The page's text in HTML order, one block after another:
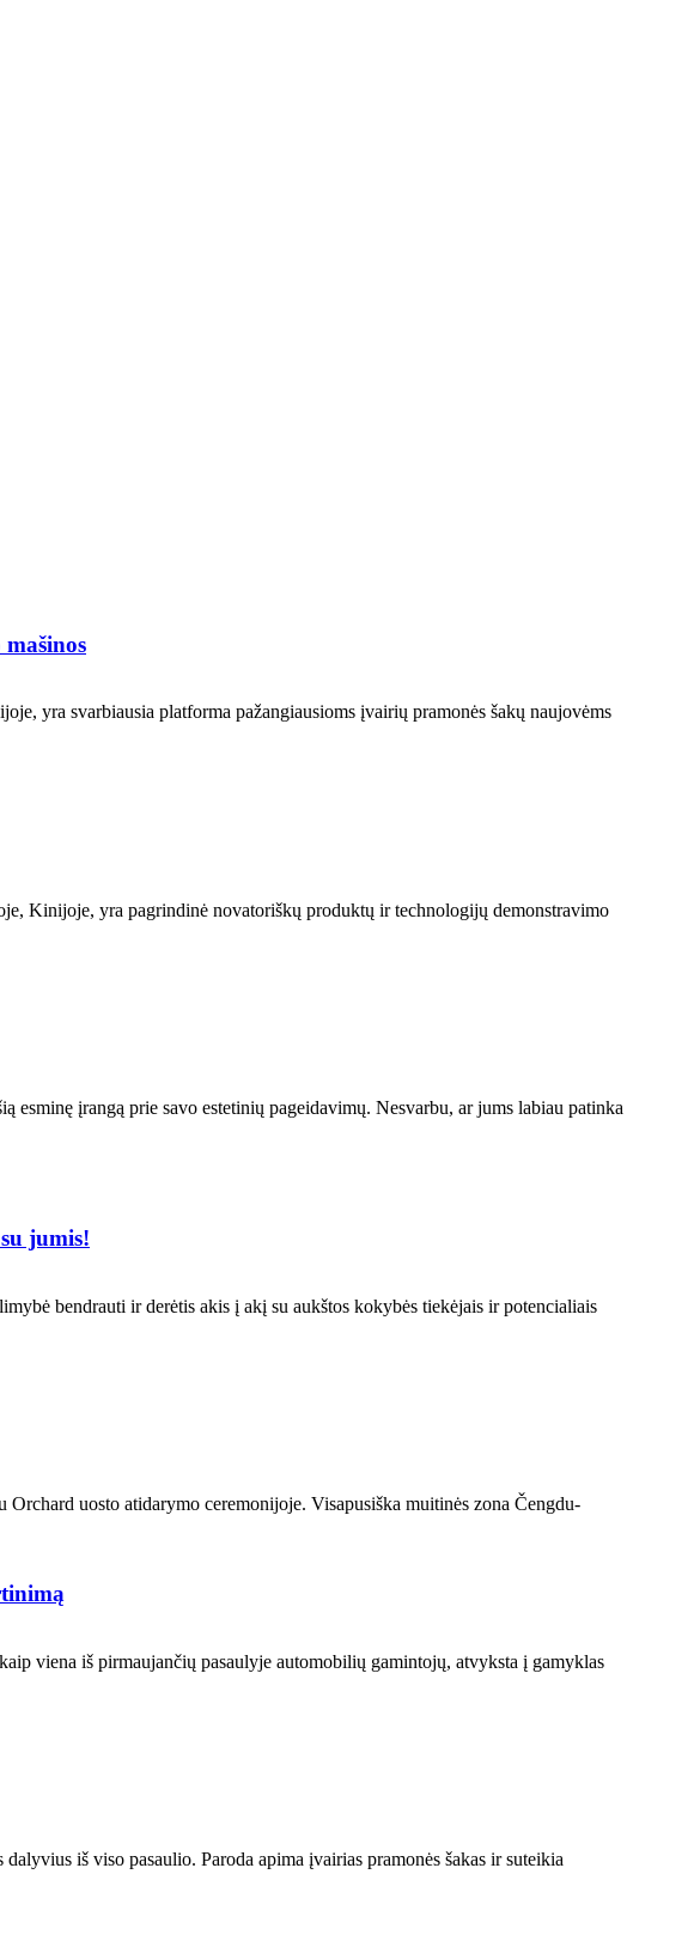
yra svarbiausia platforma pažangiausioms įvairių pramonės šakų naujovėms
Kinijoje, yra pagrindinė novatoriškų produktų ir technologijų demonstravimo
įrangą prie savo estetinių pageidavimų. Nesvarbu, ar jums labiau patinka
jumis!
bendrauti ir derėtis akis į akį su aukštos kokybės tiekėjais ir potencialiais
uosto atidarymo ceremonijoje. Visapusiška muitinės zona Čengdu-
viena iš pirmaujančių pasaulyje automobilių gamintojų, atvyksta į gamyklas
iš viso pasaulio. Paroda apima įvairias pramonės šakas ir suteikia